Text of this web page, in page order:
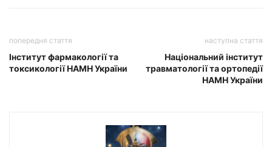
попередня стаття
Інститут фармакології та
токсикології НАМН України
наступна стаття
Національний інститут
травматології та ортопедії
НАМН України